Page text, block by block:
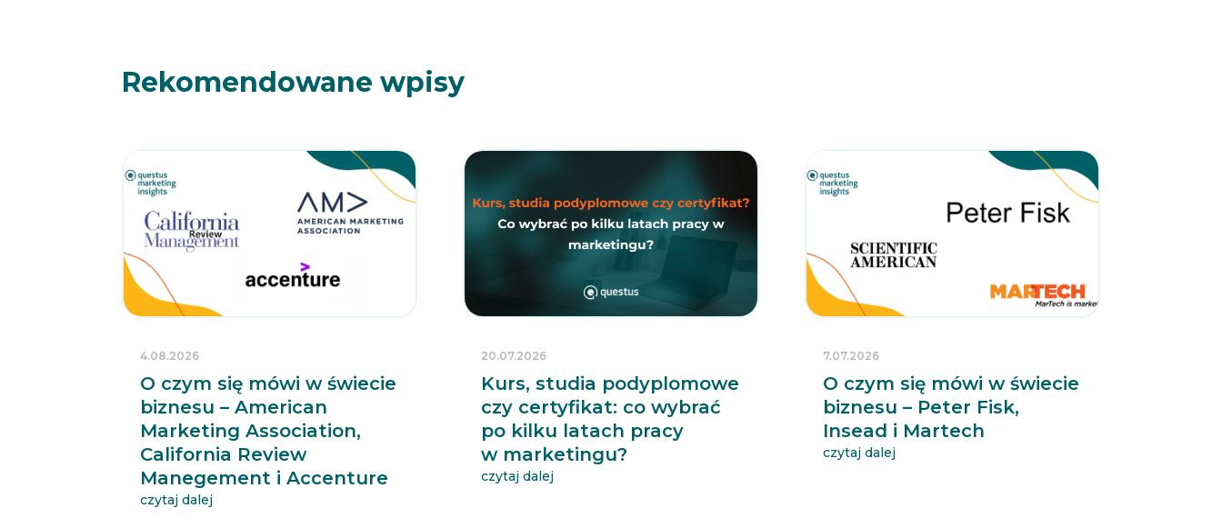
Rekomendowane wpisy
O czym się mówi w świecie
biznesu – American
Marketing Association,
California Review
Manegement i Accenture
4.08.2026
czytaj dalej
Kurs, studia podyplomowe
czy certyfikat: co wybrać
po kilku latach pracy
w marketingu?
20.07.2026
czytaj dalej
O czym się mówi w świecie
biznesu – Peter Fisk,
Insead i Martech
7.07.2026
czytaj dalej